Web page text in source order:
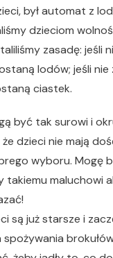
był automat z
dzieciom
zasadę: jeśli
lodów; jeśli nie
ciastek.
być tak surowi i
dzieci nie mają
wyboru. Mogę
takiemu maluchowi
są już starsze i